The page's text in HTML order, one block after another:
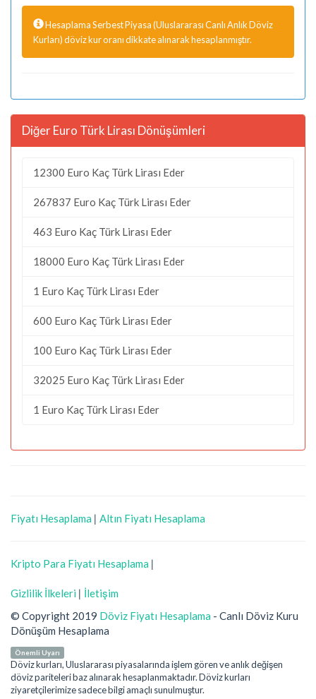
Hesaplama Serbest Piyasa (Uluslararası Canlı Anlık Döviz
Kurları) döviz kur oranı dikkate alınarak hesaplanmıştır.
Diğer Euro Türk Lirası Dönüşümleri
12300 Euro Kaç Türk Lirası Eder
267837 Euro Kaç Türk Lirası Eder
463 Euro Kaç Türk Lirası Eder
18000 Euro Kaç Türk Lirası Eder
1 Euro Kaç Türk Lirası Eder
600 Euro Kaç Türk Lirası Eder
100 Euro Kaç Türk Lirası Eder
32025 Euro Kaç Türk Lirası Eder
1 Euro Kaç Türk Lirası Eder
Fiyatı Hesaplama | Altın Fiyatı Hesaplama
Kripto Para Fiyatı Hesaplama |
Gizlilik İlkeleri | İletişim
© Copyright 2019 Döviz Fiyatı Hesaplama - Canlı Döviz Kuru
Dönüşüm Hesaplama
Önemli Uyarı
Döviz kurları, Uluslararası piyasalarında işlem gören ve anlık değişen
döviz pariteleri baz alınarak hesaplanmaktadır. Döviz kurları
ziyaretçilerimize sadece bilgi amaçlı sunulmuştur.